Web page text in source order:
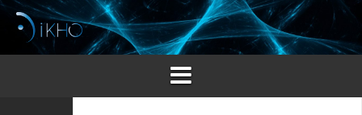
Saltar
contenido